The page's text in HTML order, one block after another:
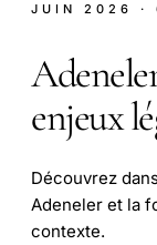
JUIN 2026
·
enjeux
Découvrez
Adeneler et la
contexte.